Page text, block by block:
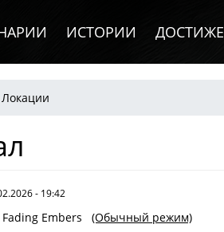
ИСТОРИИ
навигации
Локации
- 19:42
Fading Embers
(Обычный режим)